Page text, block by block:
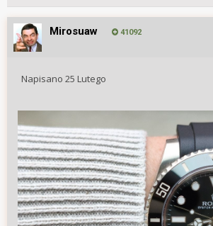
Mirosuaw 41092
Napisano 25 Lutego